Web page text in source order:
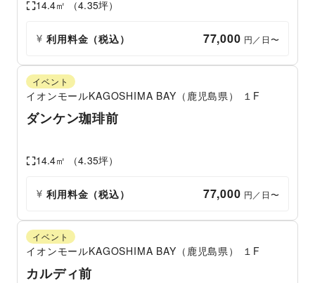
14.4㎡ （4.35坪）
利用料金（税込） 77,000 円／日〜
イベント
イオンモールKAGOSHIMA BAY（鹿児島県） １F
ダンケン珈琲前
14.4㎡ （4.35坪）
利用料金（税込） 77,000 円／日〜
イベント
イオンモールKAGOSHIMA BAY（鹿児島県） １F
カルディ前